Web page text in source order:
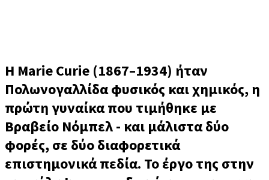
Η Marie Curie (1867–1934) ήταν
Πολωνογαλλίδα φυσικός και χημικός, η
πρώτη γυναίκα που τιμήθηκε με
Βραβείο Νόμπελ - και μάλιστα δύο
φορές, σε δύο διαφορετικά
επιστημονικά πεδία. Το έργο της στην